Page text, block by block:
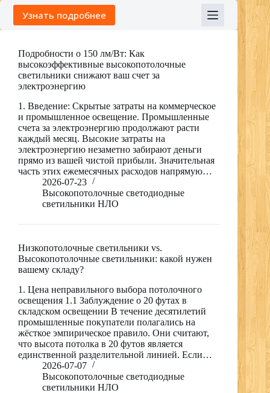
Skip
content
Узнать подробнее
Подробности о 150 лм/Вт: Как
высокоэффективные высокопотолочные
светильники снижают ваш счет за
электроэнергию
1. Введение: Скрытые затраты на коммерческое
и промышленное освещение. Промышленные
счета за электроэнергию продолжают расти
каждый месяц. Высокие затраты на
электроэнергию незаметно забирают деньги
прямо из вашей чистой прибыли. Значительная
часть этих ежемесячных расходов напрямую…
2026-07-23
Высокопотолочные светодиодные
светильники НЛО
Низкопотолочные светильники vs.
Высокопотолочные светильники: какой нужен
вашему складу?
1. Цена неправильного выбора потолочного
освещения 1.1 Заблуждение о 20 футах в
складском освещении В течение десятилетий
промышленные покупатели полагались на
жёсткое эмпирическое правило. Они считают,
что высота потолка в 20 футов является
единственной разделительной линией. Если…
2026-07-07
Высокопотолочные светодиодные
светильники НЛО